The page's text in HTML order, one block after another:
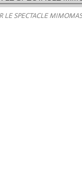
LE SPECTACLE